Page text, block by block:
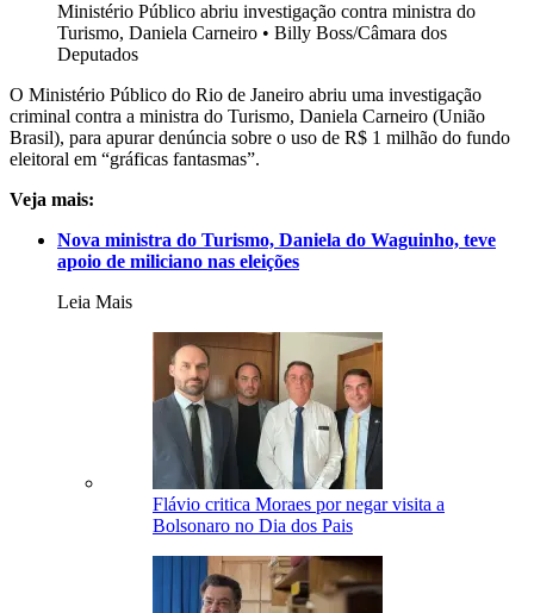
Ministério Público abriu investigação contra ministra do
Turismo, Daniela Carneiro • Billy Boss/Câmara dos
Deputados
O Ministério Público do Rio de Janeiro abriu uma investigação
criminal contra a ministra do Turismo, Daniela Carneiro (União
Brasil), para apurar denúncia sobre o uso de R$ 1 milhão do fundo
eleitoral em “gráficas fantasmas”.
Veja mais:
Nova ministra do Turismo, Daniela do Waguinho, teve
apoio de miliciano nas eleições
Leia Mais
Flávio critica Moraes por negar visita a
Bolsonaro no Dia dos Pais